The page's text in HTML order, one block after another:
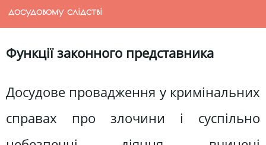
досудовому слідстві
Функції законного представника
Досудове провадження у кримінальних
справах про злочини і суспільно